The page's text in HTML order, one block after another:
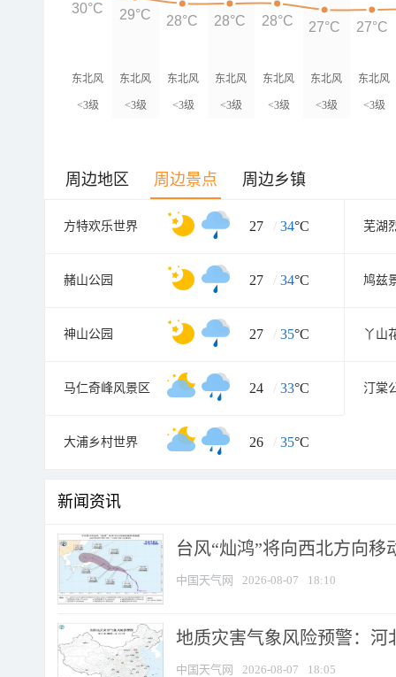
东北风
<3级
东北风
<3级
东北风
<3级
东北风
<3级
东北风
<3级
东北风
<3级
东北风
<3级
30°C 29°C 28°C 28°C 28°C 27°C 27°C
周边地区 周边景点 周边乡镇
方特欢乐世界 27 / 34°C 芜湖
赭山公园 27 / 34°C 鸠兹
神山公园 27 / 35°C
马仁奇峰风景区 24 / 33°C 汀棠
大浦乡村世界 26 / 35°C
新闻资讯
台风“灿鸿”将向西北方向移
中国天气网 2026-08-07 18:10
地质灾害气象风险预警：河
中国天气网 2026-08-07 18:05